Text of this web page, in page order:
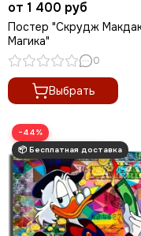
от 1 400 руб
Постер "Скрудж
Магика"
0
Выбрать
−44%